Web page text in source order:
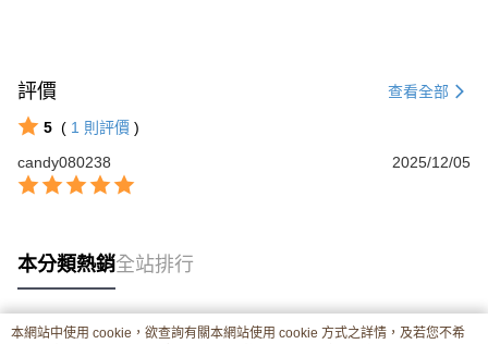
評價 查看全部
5 ( 1 則評價 )
candy080238
2025/12/05
本分類熱銷全站排行
本網站中使用 cookie，欲查詢有關本網站使用 cookie 方式之詳情，及若您不希